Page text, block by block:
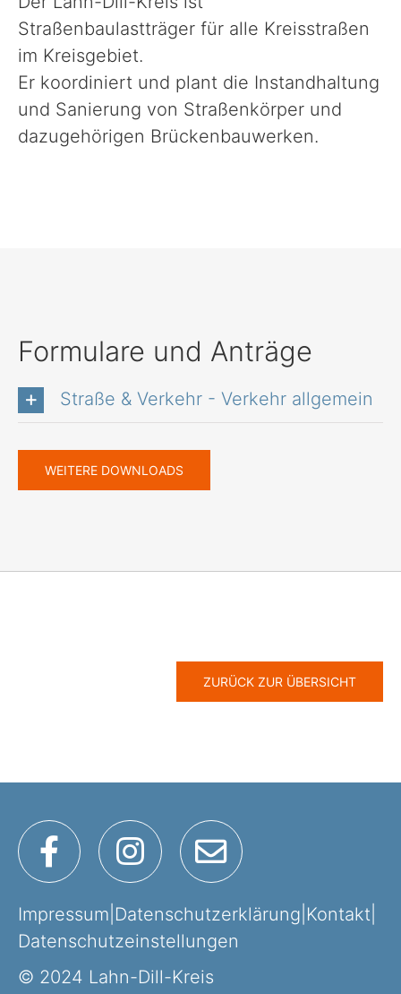
Straßenbaulastträger für alle Kreisstraßen
im Kreisgebiet.
Er koordiniert und plant die Instandhaltung
und Sanierung von Straßenkörper und
dazugehörigen Brückenbauwerken.
Formulare und Anträge
Straße & Verkehr - Verkehr allgemein
WEITERE DOWNLOADS
ZURÜCK ZUR ÜBERSICHT
Impressum Datenschutzerklärung Kontakt
Datenschutzeinstellungen
© 2024 Lahn-Dill-Kreis